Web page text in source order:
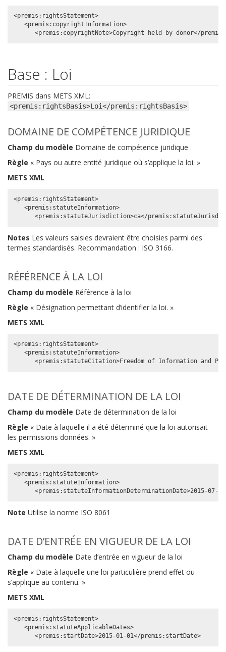
<premis:rightsStatement>
   <premis:copyrightInformation>
Base : Loi
PREMIS dans METS XML:
<premis:rightsBasis>Loi</premis:rightsBasis>
DOMAINE DE COMPÉTENCE JURIDIQUE
Champ du modèle Domaine de compétence juridique
Règle « Pays ou autre entité juridique où s’applique la loi. »
METS XML
<premis:rightsStatement>
   <premis:statuteInformation>
Notes Les valeurs saisies devraient être choisies parmi des
termes standardisés. Recommandation : ISO 3166.
RÉFÉRENCE À LA LOI
Champ du modèle Référence à la loi
Règle « Désignation permettant d’identifier la loi. »
METS XML
<premis:rightsStatement>
   <premis:statuteInformation>
DATE DE DÉTERMINATION DE LA LOI
Champ du modèle Date de détermination de la loi
Règle « Date à laquelle il a été déterminé que la loi autorisait
les permissions données. »
METS XML
<premis:rightsStatement>
   <premis:statuteInformation>
Note Utilise la norme ISO 8061
DATE D’ENTRÉE EN VIGUEUR DE LA LOI
Champ du modèle Date d’entrée en vigueur de la loi
Règle « Date à laquelle une loi particulière prend effet ou
s’applique au contenu. »
METS XML
<premis:rightsStatement>
   <premis:statuteApplicableDates>